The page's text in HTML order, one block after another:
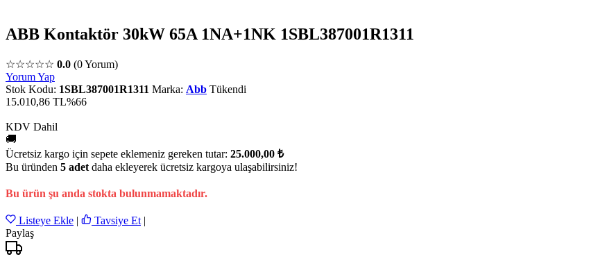
ABB Kontaktör 30kW 65A 1NA+1NK 1SBL387001R1311
☆☆☆☆☆ 0.0 (0 Yorum)
Yorum Yap
Stok Kodu: 1SBL387001R1311 Marka: Abb Tükendi
15.010,86 TL%66
KDV Dahil
🚚
Ücretsiz kargo için sepete eklemeniz gereken tutar: 25.000,00 ₺
Bu üründen 5 adet daha ekleyerek ücretsiz kargoya ulaşabilirsiniz!
Bu ürün şu anda stokta bulunmamaktadır.
Listeye Ekle | Tavsiye Et |
Paylaş